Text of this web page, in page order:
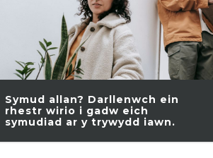
Symud allan? Darllenwch ein
rhestr wirio i gadw eich
symudiad ar y trywydd iawn.